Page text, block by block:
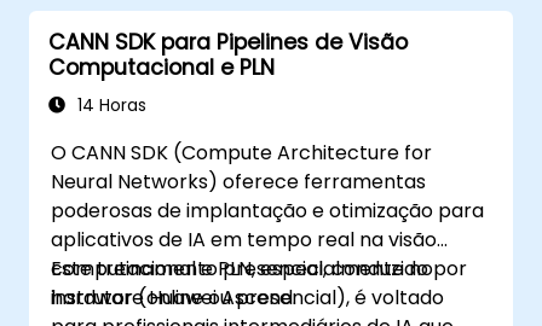
Perfilar, depurar e otimizar programas do
OpenACC.
CANN SDK para Pipelines de Visão
Computacional e PLN
14 Horas
O CANN SDK (Compute Architecture for
Neural Networks) oferece ferramentas
poderosas de implantação e otimização para
aplicativos de IA em tempo real na visão
computacional e PLN, especialmente no
hardware Huawei Ascend.
Este treinamento presencial, conduzido por
instrutor (online ou presencial), é voltado